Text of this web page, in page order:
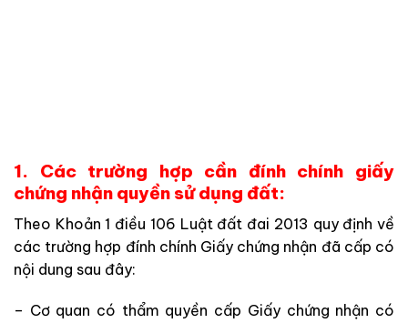
1. Các trường hợp cần đính chính giấy
chứng nhận quyền sử dụng đất:
Theo Khoản 1 điều 106 Luật đất đai 2013 quy định về
các trường hợp đính chính Giấy chứng nhận đã cấp có
nội dung sau đây:
– Cơ quan có thẩm quyền cấp Giấy chứng nhận có